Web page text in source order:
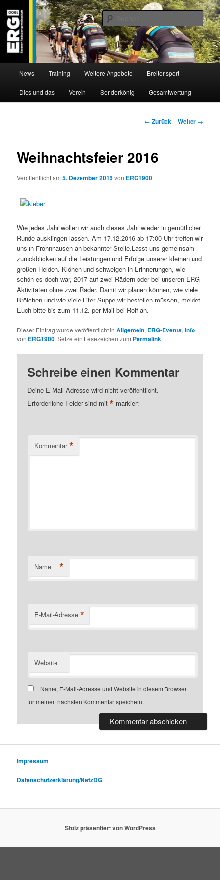
Inhalt
wechseln
ERG 1900 e.V
Willkommen bei der Essener Radsportgemeinschaft
News Training Weitere Angebote Breitensport
Dies und das Verein Senderkönig Gesamtwertung
Beitragsnavigation
← Zurück Weiter →
Weihnachtsfeier 2016
Veröffentlicht am5. Dezember 2016von ERG1900
Wie jedes Jahr wollen wir auch dieses Jahr wieder in gemütlicher
Runde ausklingen lassen. Am 17.12.2016 ab 17:00 Uhr treffen wir
uns in Frohnhausen an bekannter Stelle.Lasst uns gemeinsam
zurückblicken auf die Leistungen und Erfolge unserer kleinen und
großen Helden. Klönen und schwelgen in Erinnerungen, wie
schön es doch war, 2017 auf zwei Rädern oder bei unseren ERG
Aktivitäten ohne zwei Räder. Damit wir planen können, wie viele
Brötchen und wie viele Liter Suppe wir bestellen müssen, meldet
Euch bitte bis zum 11.12. per Mail bei Rolf an.
Dieser Eintrag wurde veröffentlicht inAllgemein, ERG-Events,Info
von ERG1900. Setze ein Lesezeichen zum Permalink.
Schreibe einen Kommentar
Deine E-Mail-Adresse wird nicht veröffentlicht.
Erforderliche Felder sind mit* markiert
Kommentar *
Name *
E-Mail-Adresse *
Website
Name, E-Mail-Adresse und Website in diesem Browser
für meinen nächsten Kommentar speichern.
Impressum
Datenschutzerklärung/NetzDG
Stolz präsentiert von WordPress